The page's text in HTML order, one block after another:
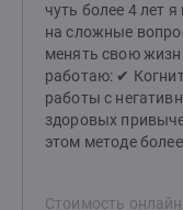
чуть более 4 лет
на сложные
менять свою
работаю: ✔
работы с
здоровых
этом методе
Стоимость онлайн